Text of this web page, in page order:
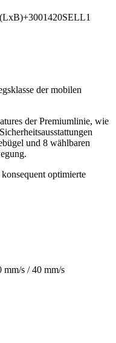
der mobilen
der Premiumlinie, wie
und 8 wählbaren
optimierte
s / 40 mm/s